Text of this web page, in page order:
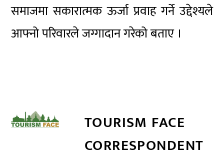
समाजमा सकारात्मक ऊर्जा प्रवाह गर्ने उद्देश्यले
आफ्नो परिवारले जग्गादान गरेको बताए ।
TOURISM FACE
CORRESPONDENT